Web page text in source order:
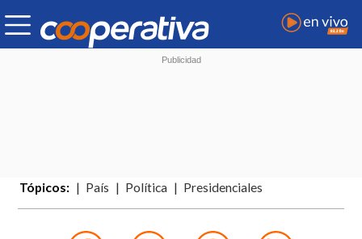
Tópicos: País Política Presidenciales